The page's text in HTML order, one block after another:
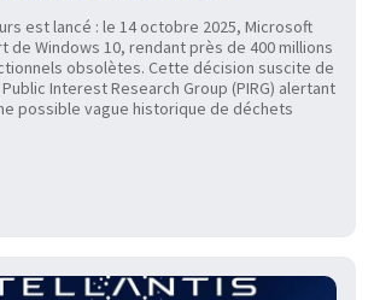
est lancé : le 14 octobre 2025, Microsoft
de Windows 10, rendant près de 400 millions
obsolètes. Cette décision suscite de
Interest Research Group (PIRG) alertant
possible vague historique de déchets